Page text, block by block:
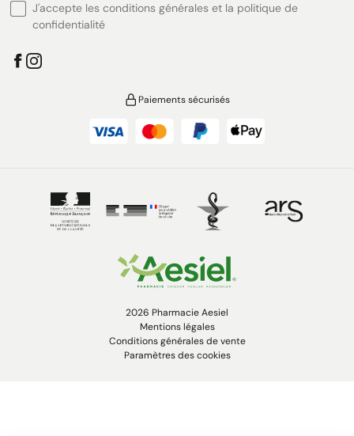
J'accepte les conditions générales et la politique de
confidentialité
Paiements sécurisés
2026 Pharmacie Aesiel
Mentions légales
Conditions générales de vente
Paramètres des cookies